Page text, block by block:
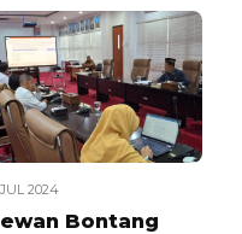
JUL 2024
Bontang